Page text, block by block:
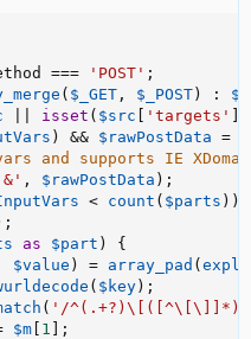
=== 'POST' ;
( $_GET , $_POST ) :
isset ( $src 'targets'
) && $rawPostData =
and supports IE
, $rawPostData ) ;
< count ( $parts ) )
;
as $part )
{
$value ) = array_pad (
( $key ) ;
( '/
$m 1
;